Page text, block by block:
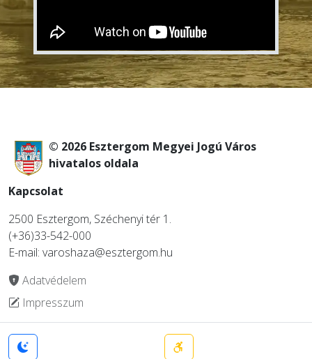
© 2026 Esztergom Megyei Jogú Város
hivatalos oldala
Kapcsolat
2500 Esztergom, Széchenyi tér 1.
(+36)33-542-000
E-mail: varoshaza@esztergom.hu
Adatvédelem
Impresszum